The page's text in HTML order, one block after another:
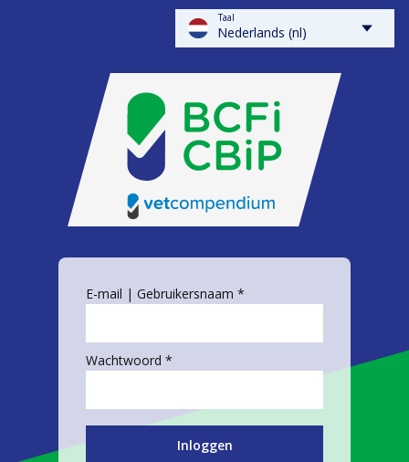
FLOWSPARKS - BCFI
Nederlands (nl)
Taal
E-mail | Gebruikersnaam *
Wachtwoord *